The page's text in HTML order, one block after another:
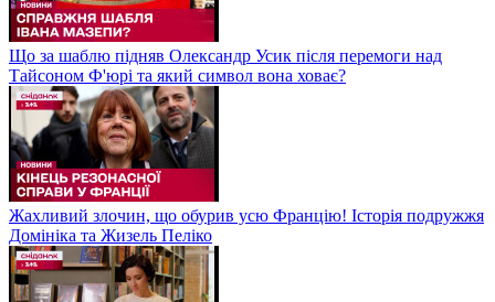
Що за шаблю підняв Олександр Усик після перемоги над
Тайсоном Ф'юрі та який символ вона ховає?
Жахливий злочин, що обурив усю Францію! Історія подружжя
Домініка та Жизель Пеліко